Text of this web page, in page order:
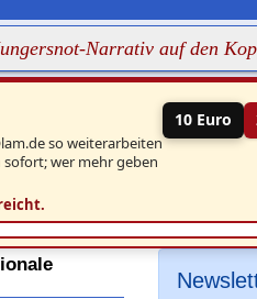
Narrativ auf den Kopf
so weiterarbeiten
sofort; wer mehr geben
10 Euro